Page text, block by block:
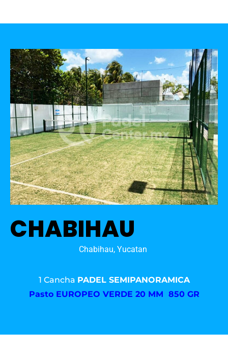
CHABIHAU
Chabihau, Yucatan
1 Cancha PADEL SEMIPANORAMICA
Pasto EUROPEO VERDE 20 MM 850 GR